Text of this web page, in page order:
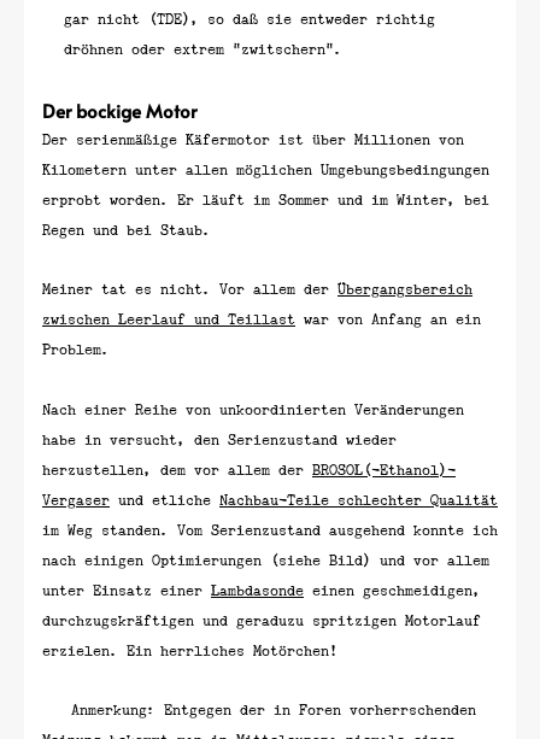
gar nicht (TDE), so daß sie entweder richtig
dröhnen oder extrem "zwitschern".
Der bockige Motor
Der serienmäßige Käfermotor ist über Millionen von
Kilometern unter allen möglichen Umgebungsbedingungen
erprobt worden. Er läuft im Sommer und im Winter, bei
Regen und bei Staub.
Meiner tat es nicht. Vor allem der Übergangsbereich
zwischen Leerlauf und Teillast war von Anfang an ein
Problem.
Nach einer Reihe von unkoordinierten Veränderungen
habe in versucht, den Serienzustand wieder
herzustellen, dem vor allem der BROSOL(-Ethanol)-
Vergaser und etliche Nachbau-Teile schlechter Qualität
im Weg standen. Vom Serienzustand ausgehend konnte ich
nach einigen Optimierungen (siehe Bild) und vor allem
unter Einsatz einer Lambdasonde einen geschmeidigen,
durchzugskräftigen und geraduzu spritzigen Motorlauf
erzielen. Ein herrliches Motörchen!
Anmerkung: Entgegen der in Foren vorherrschenden